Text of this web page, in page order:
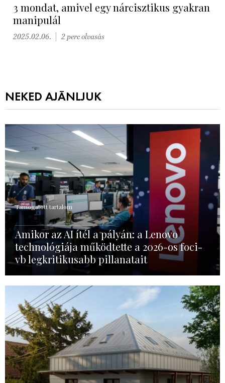
3 mondat, amivel egy nárcisztikus gyakran
manipulál
2025.02.06. 2 perc olvasás
NEKED AJÁNLJUK
Támogatott tartalom
Amikor az AI ítél a pályán: a Lenovo
technológiája működtette a 2026-os foci-
vb legkritikusabb pillanatait